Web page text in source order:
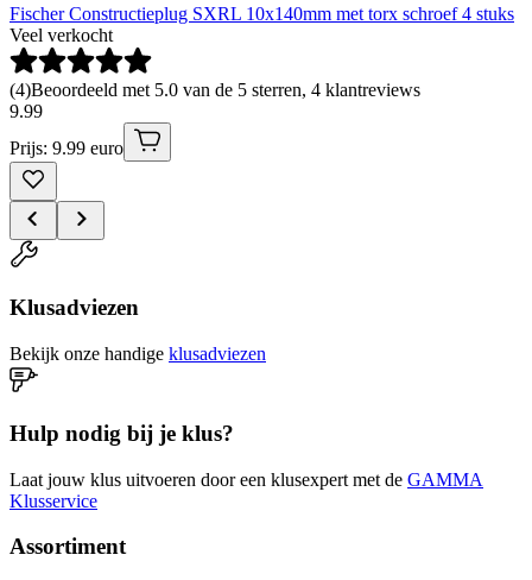
Fischer Constructieplug SXRL 10x140mm met torx schroef 4 stuks
Veel verkocht
(4)Beoordeeld met 5.0 van de 5 sterren, 4 klantreviews
9.99
Prijs: 9.99 euro
Klusadviezen
Bekijk onze handige klusadviezen
Hulp nodig bij je klus?
Laat jouw klus uitvoeren door een klusexpert met de GAMMA
Klusservice
Assortiment